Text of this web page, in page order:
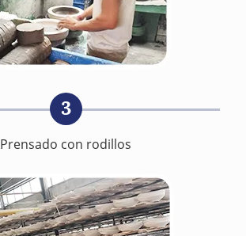
3
Prensado con rodillos